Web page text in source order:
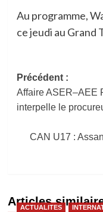
Au programme,
ce jeudi au Grand
Navigation
d’article
Précédent :
Affaire ASER–AEE
interpelle le
CAN U17 :
Articles
ACTUALITES